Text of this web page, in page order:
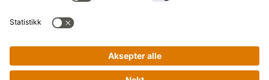
Kikkoman er et registrert varemerke for Kikkoman
© Kikkoman Trading Europe GmbH 2023 – 2026
Commercial register no: HRB 35856 (at Düsseldorf District
Court)